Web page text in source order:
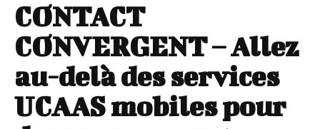
CONTACT
CONVERGENT – Allez
au-delà des services
UCAAS mobiles pour